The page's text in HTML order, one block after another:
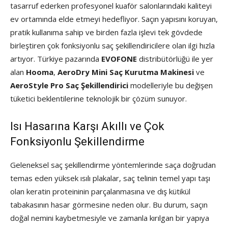
tasarruf ederken profesyonel kuaför salonlarındaki kaliteyi
ev ortamında elde etmeyi hedefliyor. Saçın yapısını koruyan,
pratik kullanıma sahip ve birden fazla işlevi tek gövdede
birleştiren çok fonksiyonlu saç şekillendiricilere olan ilgi hızla
artıyor. Türkiye pazarında EVOFONE distribütörlüğü ile yer
alan Hooma, AeroDry Mini Saç Kurutma Makinesi ve
AeroStyle Pro Saç Şekillendirici modelleriyle bu değişen
tüketici beklentilerine teknolojik bir çözüm sunuyor.
Isı Hasarına Karşı Akıllı ve Çok
Fonksiyonlu Şekillendirme
Geleneksel saç şekillendirme yöntemlerinde saça doğrudan
temas eden yüksek ısılı plakalar, saç telinin temel yapı taşı
olan keratin proteininin parçalanmasına ve dış kütikül
tabakasının hasar görmesine neden olur. Bu durum, saçın
doğal nemini kaybetmesiyle ve zamanla kırılgan bir yapıya